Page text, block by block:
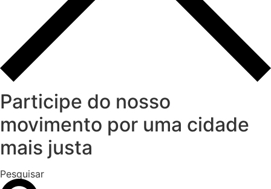
Participe do nosso
movimento por uma cidade
mais justa
Pesquisar